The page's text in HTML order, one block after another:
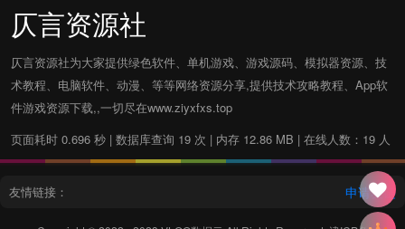
仄言资源社
仄言资源社为大家提供绿色软件、单机游戏、游戏源码、模拟器资源、技
术教程、电脑软件、动漫、等等网络资源分享,提供技术攻略教程、App软
件游戏资源下载,,一切尽在www.ziyxfxs.top
页面耗时 0.696 秒 | 数据库查询 19 次 | 内存 12.86 MB | 在线人数：19 人
友情链接： 申请友链